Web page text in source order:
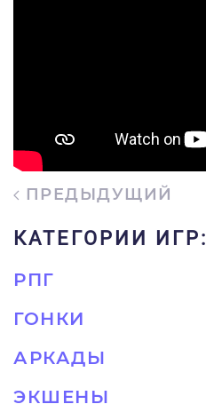
ПРЕДЫДУЩИЙ
КАТЕГОРИИ ИГР:
РПГ
ГОНКИ
АРКАДЫ
ЭКШЕНЫ